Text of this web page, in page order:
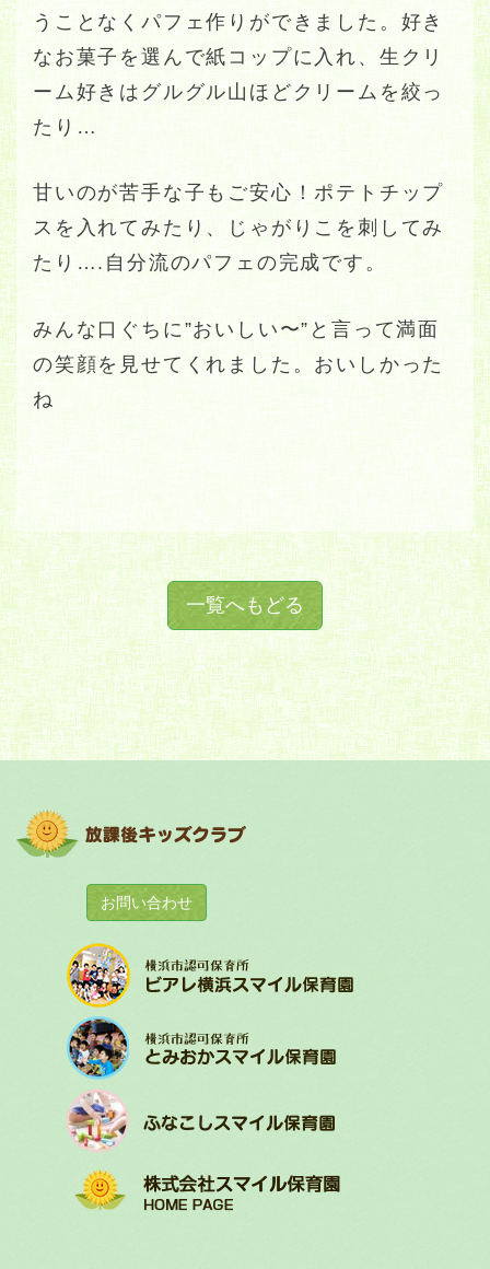
うことなくパフェ作りができました。好き
なお菓子を選んで紙コップに入れ、生クリ
ーム好きはグルグル山ほどクリームを絞っ
たり…
甘いのが苦手な子もご安心！ポテトチップ
スを入れてみたり、じゃがりこを刺してみ
たり….自分流のパフェの完成です。
みんな口ぐちに”おいしい〜”と言って満面
の笑顔を見せてくれました。おいしかった
ね
一覧へもどる
お問い合わせ